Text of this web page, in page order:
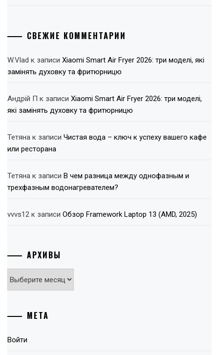
СВЕЖИЕ КОММЕНТАРИИ
W.Vlad к записи Xiaomi Smart Air Fryer 2026: три моделі, які
замінять духовку та фритюрницю
Андрій П к записи Xiaomi Smart Air Fryer 2026: три моделі,
які замінять духовку та фритюрницю
Тетяна к записи Чистая вода – ключ к успеху вашего кафе
или ресторана
Тетяна к записи В чем разница между однофазным и
трехфазным водонагревателем?
vvvs12 к записи Обзор Framework Laptop 13 (AMD, 2025)
АРХИВЫ
Архивы
МЕТА
Войти